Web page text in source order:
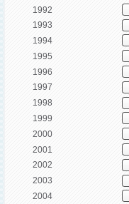
1992
1993
1994
1995
1996
1997
1998
1999
2000
2001
2002
2003
2004